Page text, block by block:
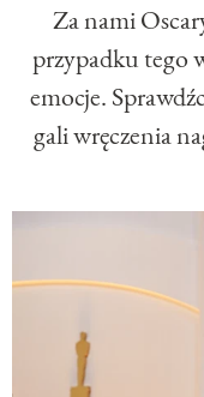
Za nami
przypadku tego
emocje.
gali wręczenia